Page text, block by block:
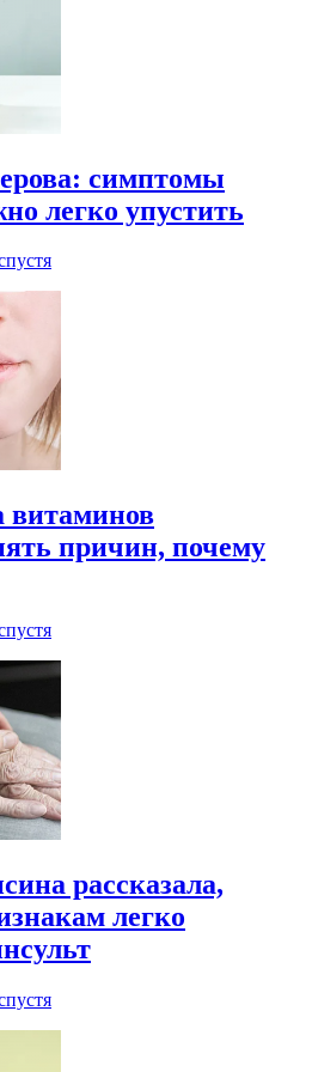
симптомы
легко упустить
витаминов
причин, почему
рассказала,
легко